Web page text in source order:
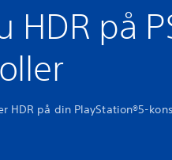
HDR på
HDR på din PlayStation®5-